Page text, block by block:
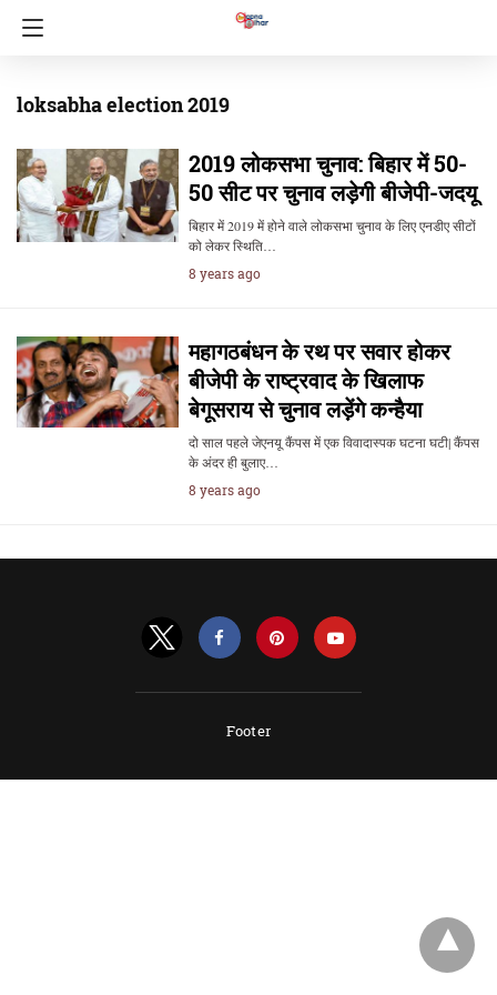
loksabha election 2019
2019 लोकसभा चुनाव: बिहार में 50-
50 सीट पर चुनाव लड़ेगी बीजेपी-जदयू
बिहार में 2019 में होने वाले लोकसभा चुनाव के लिए एनडीए सीटों
को लेकर स्थिति…
8 years ago
महागठबंधन के रथ पर सवार होकर
बीजेपी के राष्ट्रवाद के खिलाफ
बेगूसराय से चुनाव लड़ेंगे कन्हैया
दो साल पहले जेएनयू कैंपस में एक विवादास्पक घटना घटी| कैंपस
के अंदर ही बुलाए…
8 years ago
Footer